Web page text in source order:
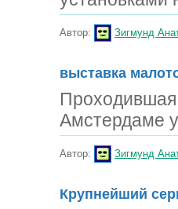
Автор: Зигмунд
выставка
Проходившая
Амстердаме
Автор: Зигмунд
Крупнейший